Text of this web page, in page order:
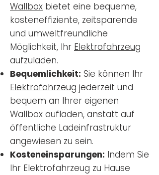
Wallbox bietet eine bequeme,
kosteneffiziente, zeitsparende
und umweltfreundliche
Möglichkeit, Ihr Elektrofahrzeug
aufzuladen.
Bequemlichkeit: Sie können Ihr
Elektrofahrzeug jederzeit und
bequem an Ihrer eigenen
Wallbox aufladen, anstatt auf
öffentliche Ladeinfrastruktur
angewiesen zu sein.
Kosteneinsparungen: Indem Sie
Ihr Elektrofahrzeug zu Hause